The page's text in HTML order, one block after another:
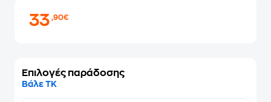
33,90€
Επιλογές παράδοσης
Βάλε ΤΚ